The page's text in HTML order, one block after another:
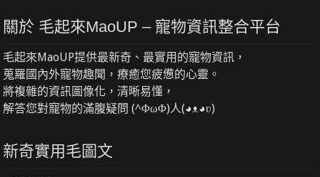
關於 毛起來MaoUP – 寵物資訊整合平台
毛起來MaoUP提供最新奇、最實用的寵物資訊，
蒐羅國內外寵物趣聞，療癒您疲憊的心靈。
將複雜的資訊圖像化，清晰易懂，
解答您對寵物的滿腹疑問 (^ΦωΦ)人(◕ᴥ◕ʋ)
新奇實用毛圖文